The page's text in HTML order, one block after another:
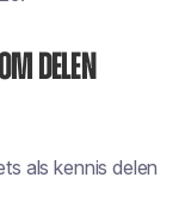
delen
als kennis delen